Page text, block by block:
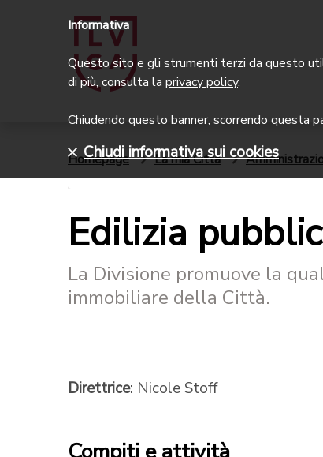
Homepage La mia Città
Edilizia
La Divisione promuove la
immobiliare della Città.
Direttrice: Nicole Stoff
Informativa
Questo sito e gli strumenti terzi da questo
di più, consulta la privacy policy.
Chiudendo questo banner, scorrendo questa
Chiudi informativa sui cookies